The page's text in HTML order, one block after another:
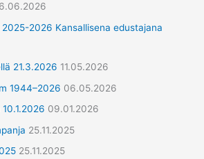
2026 Kansallisena edustajana
21.3.2026 11.05.2026
1944–2026 06.05.2026
10.1.2026 09.01.2026
25.11.2025
25.11.2025